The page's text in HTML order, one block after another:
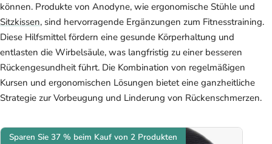
können. Produkte von Anodyne, wie ergonomische Stühle und
Sitzkissen, sind hervorragende Ergänzungen zum Fitnesstraining.
Diese Hilfsmittel fördern eine gesunde Körperhaltung und
entlasten die Wirbelsäule, was langfristig zu einer besseren
Rückengesundheit führt. Die Kombination von regelmäßigen
Kursen und ergonomischen Lösungen bietet eine ganzheitliche
Strategie zur Vorbeugung und Linderung von Rückenschmerzen.
Sparen Sie 37 % beim Kauf von 2 Produkten